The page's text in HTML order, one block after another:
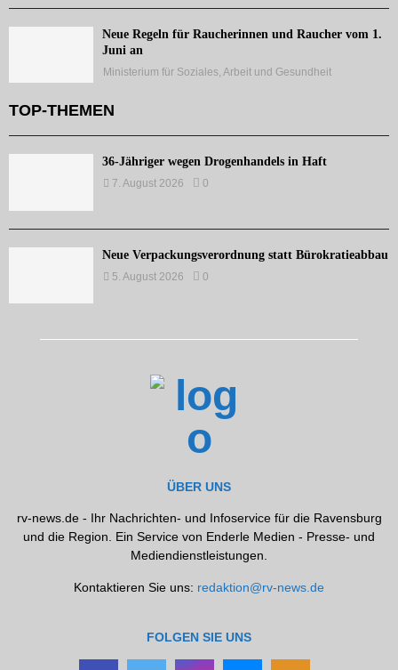
Neue Regeln für Raucherinnen und Raucher vom 1.
Juni an
Ministerium für Soziales, Arbeit und Gesundheit
TOP-THEMEN
36-Jähriger wegen Drogenhandels in Haft
7. August 2026 0
Neue Verpackungsverordnung statt Bürokratieabbau
5. August 2026 0
ÜBER UNS
rv-news.de - Ihr Nachrichten- und Infoservice für die Ravensburg
und die Region. Ein Service von Enderle Medien - Presse- und
Mediendienstleistungen.
Kontaktieren Sie uns: redaktion@rv-news.de
FOLGEN SIE UNS